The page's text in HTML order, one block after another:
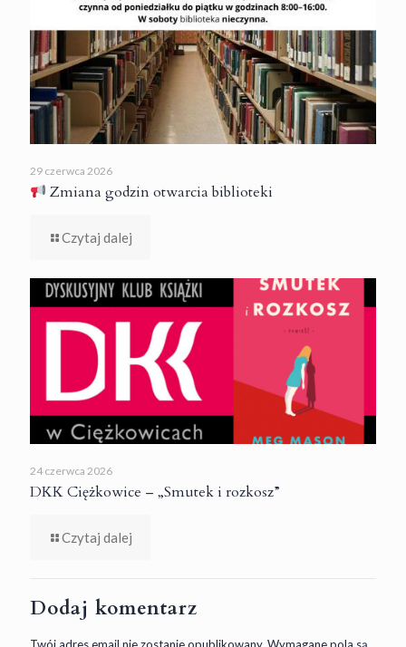
29 czerwca 2026
Zmiana godzin otwarcia biblioteki
Czytaj dalej
24 czerwca 2026
DKK Ciężkowice – „Smutek i rozkosz”
Czytaj dalej
Dodaj komentarz